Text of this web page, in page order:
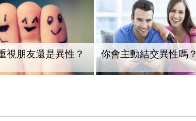
視朋友還是異性？ 你會主動結交異性嗎？